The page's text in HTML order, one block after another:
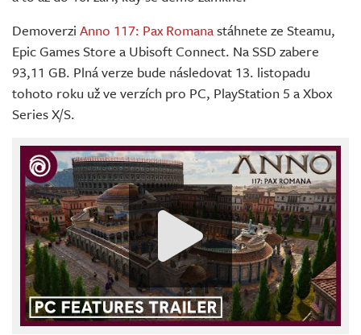
Demoverzi Anno 117: Pax Romanastáhnete ze Steamu,
Epic Games Store a Ubisoft Connect. Na SSD zabere
93,11 GB. Plná verze bude následovat 13. listopadu
tohoto roku už ve verzích pro PC, PlayStation 5 a Xbox
Series X/S.